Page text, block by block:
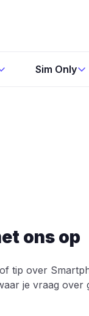
Sim Only
ons op
tip over
je vraag